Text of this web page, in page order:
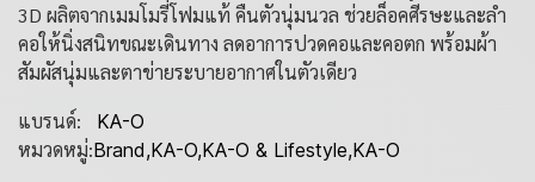
3D ผลิตจากเมมโมรี่โฟมแท้ คืนตัวนุ่มนวล ช่วยล็อคศีรษะและลำ
คอให้นิ่งสนิทขณะเดินทาง ลดอาการปวดคอและคอตก พร้อมผ้า
สัมผัสนุ่มและตาข่ายระบายอากาศในตัวเดียว
แบรนด์:
KA-O
หมวดหมู่:Brand,KA-O,KA-O & Lifestyle,KA-O